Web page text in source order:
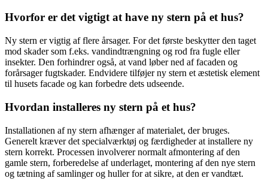
Hvorfor er det vigtigt at have ny stern på et hus?
Ny stern er vigtig af flere årsager. For det første beskytter den taget
mod skader som f.eks. vandindtrængning og rod fra fugle eller
insekter. Den forhindrer også, at vand løber ned af facaden og
forårsager fugtskader. Endvidere tilføjer ny stern et æstetisk element
til husets facade og kan forbedre dets udseende.
Hvordan installeres ny stern på et hus?
Installationen af ny stern afhænger af materialet, der bruges.
Generelt kræver det specialværktøj og færdigheder at installere ny
stern korrekt. Processen involverer normalt afmontering af den
gamle stern, forberedelse af underlaget, montering af den nye stern
og tætning af samlinger og huller for at sikre, at den er vandtæt.